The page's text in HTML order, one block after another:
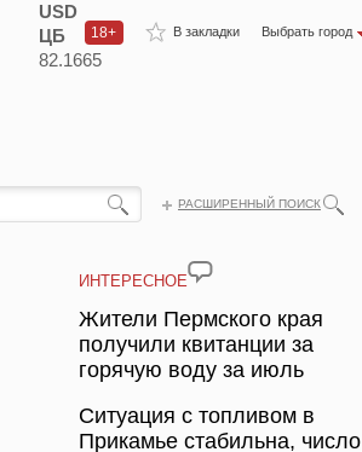
В закладки Выбрать город
18+
USD
ЦБ
82.1665
РАСШИРЕННЫЙ ПОИСК
ИНТЕРЕСНОЕ
Жители Пермского края
получили квитанции за
горячую воду за июль
Ситуация с топливом в
Прикамье стабильна, число